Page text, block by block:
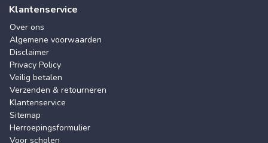
Klantenservice
Over ons
Algemene voorwaarden
Disclaimer
Privacy Policy
Veilig betalen
Verzenden & retourneren
Klantenservice
Sitemap
Herroepingsformulier
Voor scholen